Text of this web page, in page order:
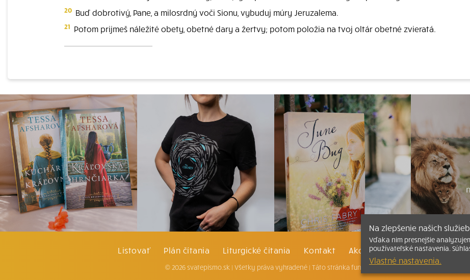
20 Buď dobrotivý, Pane, a milosrdný voči Sionu, vybuduj múry Jeruzalema.
21 Potom prijmeš náležité obety, obetné dary a žertvy; potom položia na tvoj oltár obetné zvieratá.
Listovať Plán čítania Liturgické čítania Kontakt Ako čítať bibliu
© 2026 svatepismo.sk | Všetky práva vyhradené| Táto stránka funguje aj vďaka kresťanskému
Na zlepšenie našich
Vďaka nim presnejšie
používateľské nastavenia.
Vlastné nastavenia.